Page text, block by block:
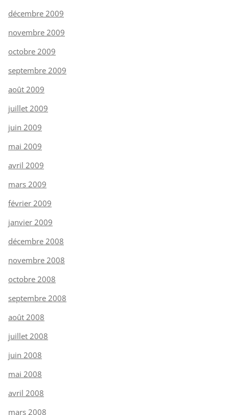
décembre 2009
novembre 2009
octobre 2009
septembre 2009
août 2009
juillet 2009
juin 2009
mai 2009
avril 2009
mars 2009
février 2009
janvier 2009
décembre 2008
novembre 2008
octobre 2008
septembre 2008
août 2008
juillet 2008
juin 2008
mai 2008
avril 2008
mars 2008